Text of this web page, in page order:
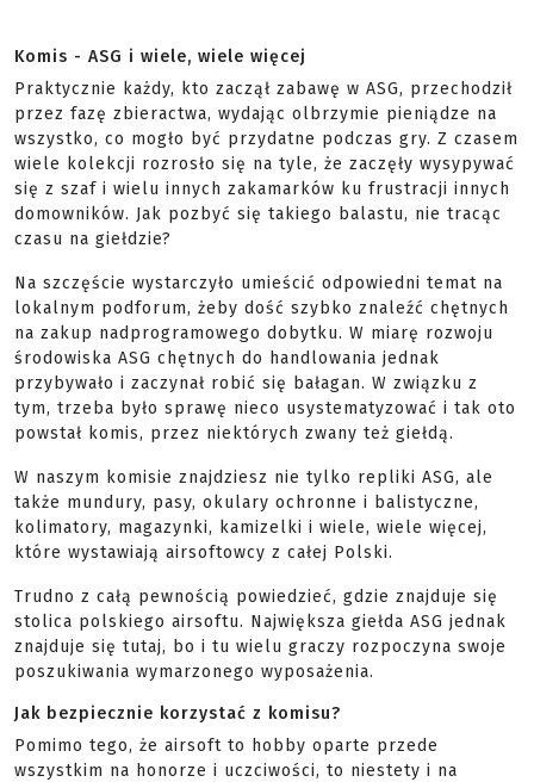
Komis - ASG i wiele, wiele więcej
Praktycznie każdy, kto zaczął zabawę w ASG, przechodził
przez fazę zbieractwa, wydając olbrzymie pieniądze na
wszystko, co mogło być przydatne podczas gry. Z czasem
wiele kolekcji rozrosło się na tyle, że zaczęły wysypywać
się z szaf i wielu innych zakamarków ku frustracji innych
domowników. Jak pozbyć się takiego balastu, nie tracąc
czasu na giełdzie?
Na szczęście wystarczyło umieścić odpowiedni temat na
lokalnym podforum, żeby dość szybko znaleźć chętnych
na zakup nadprogramowego dobytku. W miarę rozwoju
środowiska ASG chętnych do handlowania jednak
przybywało i zaczynał robić się bałagan. W związku z
tym, trzeba było sprawę nieco usystematyzować i tak oto
powstał komis, przez niektórych zwany też giełdą.
W naszym komisie znajdziesz nie tylko repliki ASG, ale
także mundury, pasy, okulary ochronne i balistyczne,
kolimatory, magazynki, kamizelki i wiele, wiele więcej,
które wystawiają airsoftowcy z całej Polski.
Trudno z całą pewnością powiedzieć, gdzie znajduje się
stolica polskiego airsoftu. Największa giełda ASG jednak
znajduje się tutaj, bo i tu wielu graczy rozpoczyna swoje
poszukiwania wymarzonego wyposażenia.
Jak bezpiecznie korzystać z komisu?
Pomimo tego, że airsoft to hobby oparte przede
wszystkim na honorze i uczciwości, to niestety i na